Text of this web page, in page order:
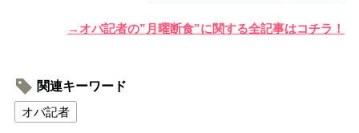
→オバ記者の”月曜断食”に関する全記事はコチラ！
関連キーワード
オバ記者